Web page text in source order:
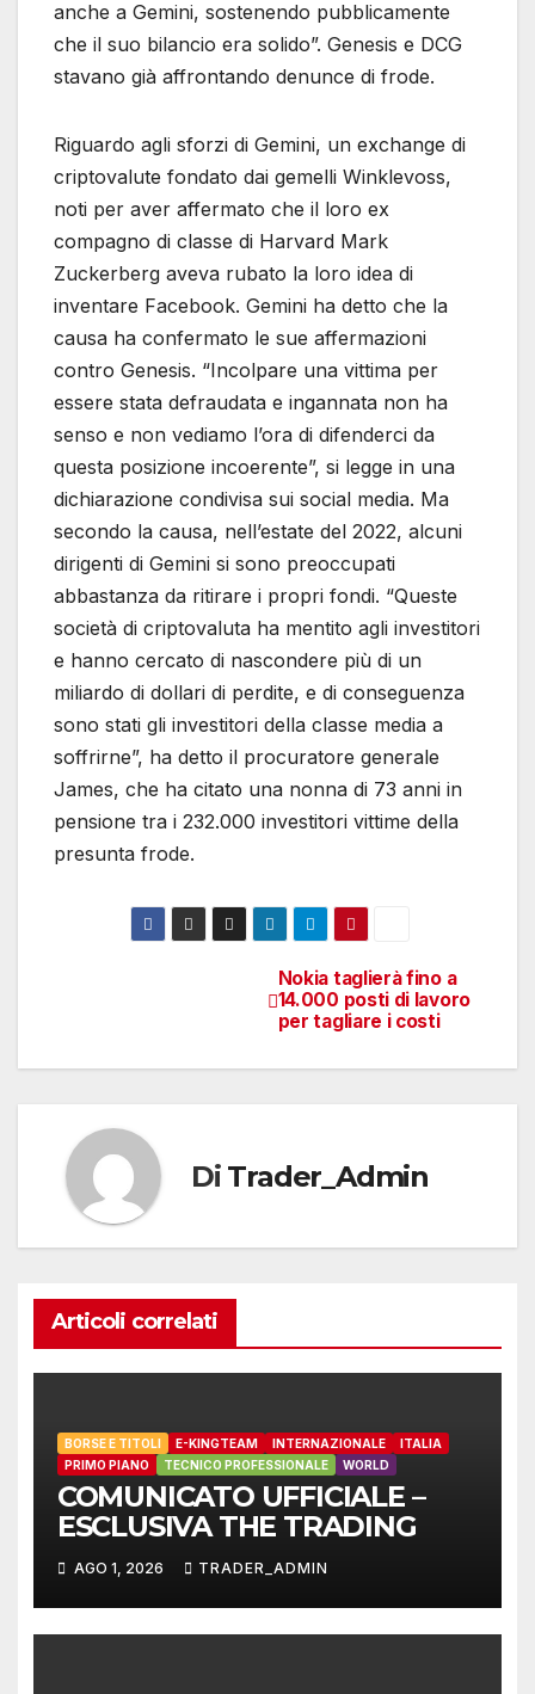
anche a Gemini, sostenendo pubblicamente
che il suo bilancio era solido”. Genesis e DCG
stavano già affrontando denunce di frode.
Riguardo agli sforzi di Gemini, un exchange di
criptovalute fondato dai gemelli Winklevoss,
noti per aver affermato che il loro ex
compagno di classe di Harvard Mark
Zuckerberg aveva rubato la loro idea di
inventare Facebook. Gemini ha detto che la
causa ha confermato le sue affermazioni
contro Genesis. “Incolpare una vittima per
essere stata defraudata e ingannata non ha
senso e non vediamo l’ora di difenderci da
questa posizione incoerente”, si legge in una
dichiarazione condivisa sui social media. Ma
secondo la causa, nell’estate del 2022, alcuni
dirigenti di Gemini si sono preoccupati
abbastanza da ritirare i propri fondi. “Queste
società di criptovaluta ha mentito agli investitori
e hanno cercato di nascondere più di un
miliardo di dollari di perdite, e di conseguenza
sono stati gli investitori della classe media a
soffrirne”, ha detto il procuratore generale
James, che ha citato una nonna di 73 anni in
pensione tra i 232.000 investitori vittime della
presunta frode.
Navigazione Nokia taglierà fino a
14.000 posti di lavoro
per tagliare i costi
Di Trader_Admin
Articoli correlati
BORSE E TITOLI E-KINGTEAM INTERNAZIONALE
ITALIA
PRIMO PIANO
TECNICO PROFESSIONALE WORLD
COMUNICATO UFFICIALE –
ESCLUSIVA THE TRADING
AGO 1, 2026 TRADER_ADMIN